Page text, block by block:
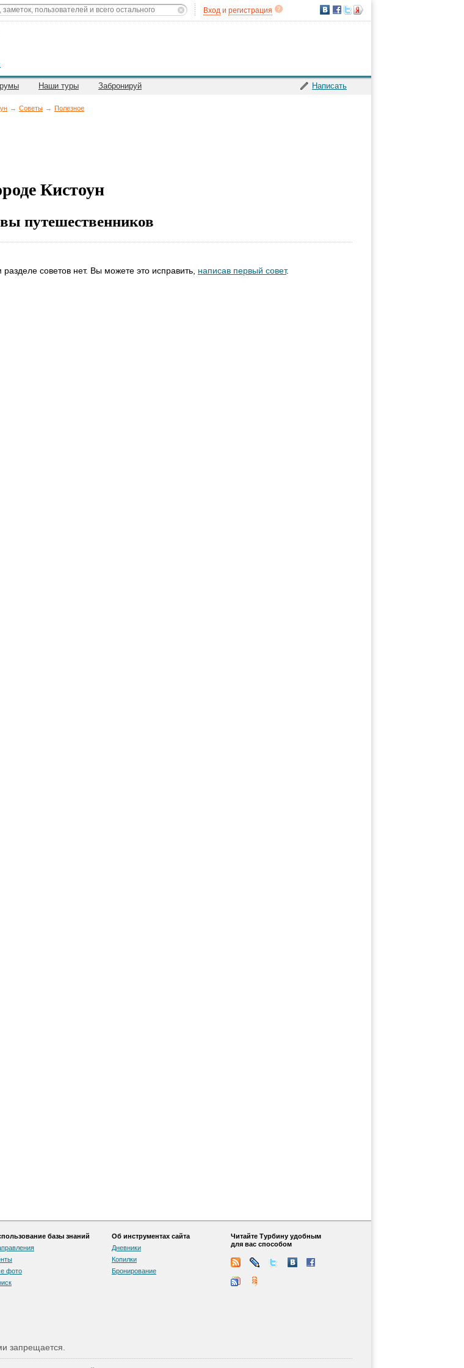
Вход и регистрация
Написать
Наши туры Забронируй
→ Советы → Полезное
Кистоун
путешественников
советов нет. Вы можете это исправить, написав первый совет.
базы знаний
фото
Об инструментах сайта
Дневники
Копилки
Бронирование
Читайте Турбину удобным
для вас способом
запрещается.